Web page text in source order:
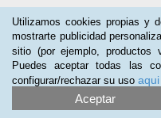
Nuestros clientes opinan:
Beatriz Martin
Curso muy interesante. Me
a quien quiera empezar en
Utilizamos cookies propias y
mostrarte publicidad
sitio (por ejemplo, productos
Puedes aceptar todas las
configurar/rechazar su uso aqui
Aceptar